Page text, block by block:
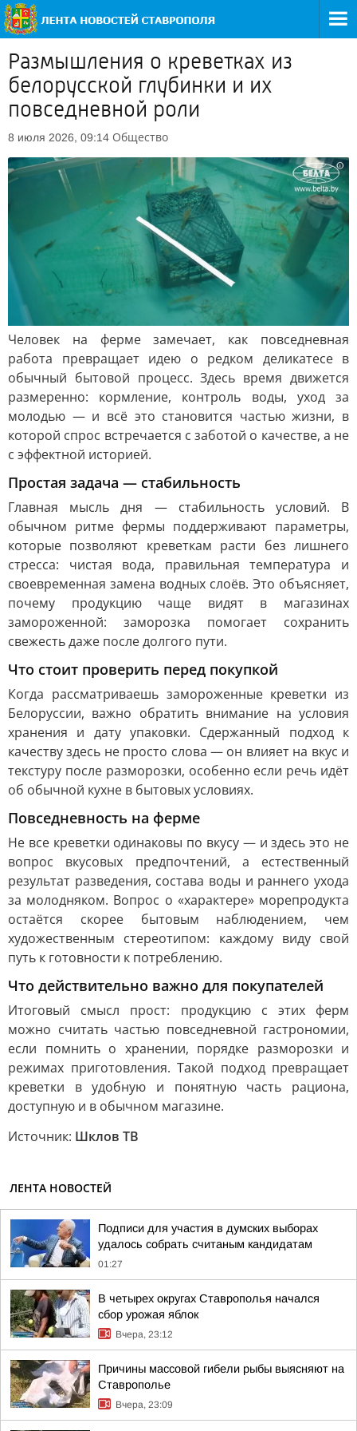
Размышления о креветках из
белорусской глубинки и их
повседневной роли
8 июля 2026, 09:14 Общество
Человек на ферме замечает, как повседневная
работа превращает идею о редком деликатесе в
обычный бытовой процесс. Здесь время движется
размеренно: кормление, контроль воды, уход за
молодью — и всё это становится частью жизни, в
которой спрос встречается с заботой о качестве, а не
с эффектной историей.
Простая задача — стабильность
Главная мысль дня — стабильность условий. В
обычном ритме фермы поддерживают параметры,
которые позволяют креветкам расти без лишнего
стресса: чистая вода, правильная температура и
своевременная замена водных слоёв. Это объясняет,
почему продукцию чаще видят в магазинах
замороженной: заморозка помогает сохранить
свежесть даже после долгого пути.
Что стоит проверить перед покупкой
Когда рассматриваешь замороженные креветки из
Белоруссии, важно обратить внимание на условия
хранения и дату упаковки. Сдержанный подход к
качеству здесь не просто слова — он влияет на вкус и
текстуру после разморозки, особенно если речь идёт
об обычной кухне в бытовых условиях.
Повседневность на ферме
Не все креветки одинаковы по вкусу — и здесь это не
вопрос вкусовых предпочтений, а естественный
результат разведения, состава воды и раннего ухода
за молодняком. Вопрос о «характере» морепродукта
остаётся скорее бытовым наблюдением, чем
художественным стереотипом: каждому виду свой
путь к готовности к потреблению.
Что действительно важно для покупателей
Итоговый смысл прост: продукцию с этих ферм
можно считать частью повседневной гастрономии,
если помнить о хранении, порядке разморозки и
режимах приготовления. Такой подход превращает
креветки в удобную и понятную часть рациона,
доступную и в обычном магазине.
Источник: Шклов ТВ
ЛЕНТА НОВОСТЕЙ
Подписи для участия в думских выборах
удалось собрать считаным кандидатам
01:27
В четырех округах Ставрополья начался
сбор урожая яблок
Вчера, 23:12
Причины массовой гибели рыбы выясняют на
Ставрополье
Вчера, 23:09